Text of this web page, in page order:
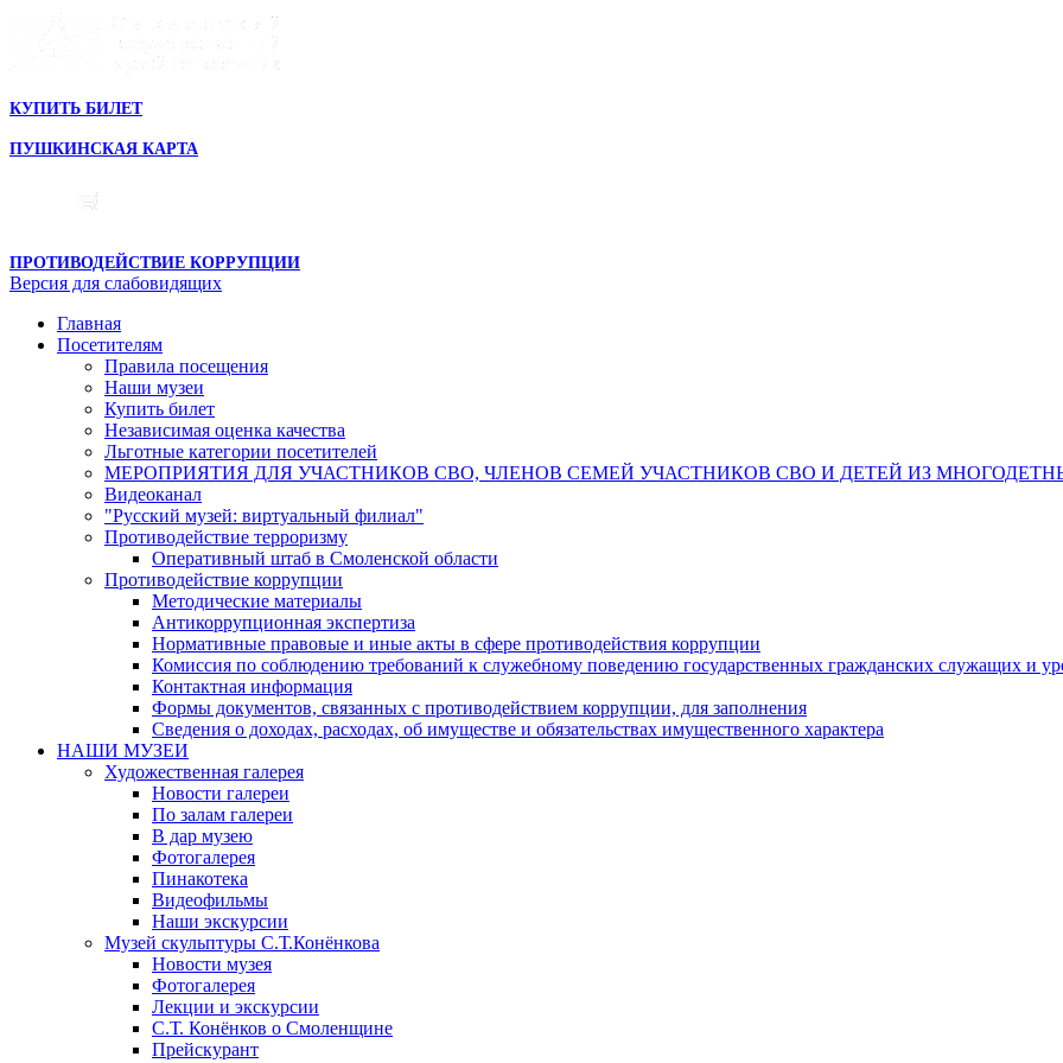
КУПИТЬ БИЛЕТ
ПУШКИНСКАЯ КАРТА
ПРОТИВОДЕЙСТВИЕ КОРРУПЦИИ
Версия для слабовидящих
Главная
Посетителям
Правила посещения
Наши музеи
Купить билет
Независимая оценка качества
Льготные категории посетителей
МЕРОПРИЯТИЯ ДЛЯ УЧАСТНИКОВ СВО, ЧЛЕНОВ СЕМЕЙ УЧАСТНИКОВ СВО И ДЕТЕЙ ИЗ
Видеоканал
"Русский музей: виртуальный филиал"
Противодействие терроризму
Оперативный штаб в Смоленской области
Противодействие коррупции
Методические материалы
Антикоррупционная экспертиза
Нормативные правовые и иные акты в сфере противодействия коррупции
Комиссия по соблюдению требований к служебному поведению государственных гражданских служащих и
Контактная информация
Формы документов, связанных с противодействием коррупции, для заполнения
Сведения о доходах, расходах, об имуществе и обязательствах имущественного характера
НАШИ МУЗЕИ
Художественная галерея
Новости галереи
По залам галереи
В дар музею
Фотогалерея
Пинакотека
Видеофильмы
Наши экскурсии
Музей скульптуры С.Т.Конёнкова
Новости музея
Фотогалерея
Лекции и экскурсии
С.Т. Конёнков о Смоленщине
Прейскурант